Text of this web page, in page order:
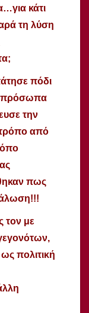
κάτι
τη λύση
πόδι
πρόσωπα
την
τρόπο από
πως
τον με
πολιτική